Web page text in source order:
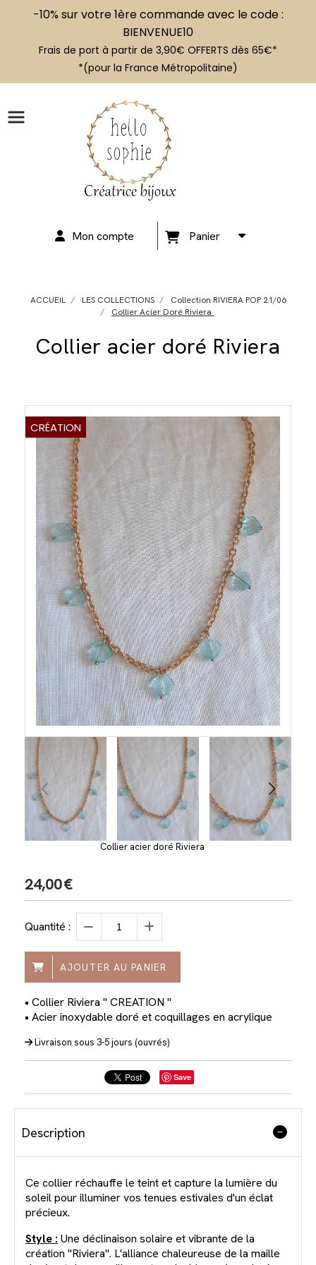
-10% sur votre 1ère commande avec le code :
BIENVENUE10
Frais de port à partir de 3,90€ OFFERTS dès 65€*
*(pour la France Métropolitaine)
Mon compte Panier
ACCUEIL LES COLLECTIONS
Collection RIVIERA POP 21/06
Collier Acier Doré Riviera
Collier acier doré Riviera
CRÉATION
Collier acier doré Riviera
24,00€
Quantité :
AJOUTER AU PANIER
• Collier Riviera " CREATION "
• Acier inoxydable doré et coquillages en acrylique
Livraison sous 3-5 jours (ouvrés)
Save
Description
Ce collier réchauffe le teint et capture la lumière du
soleil pour illuminer vos tenues estivales d'un éclat
précieux.
Style : Une déclinaison solaire et vibrante de la
création "Riviera". L'alliance chaleureuse de la maille